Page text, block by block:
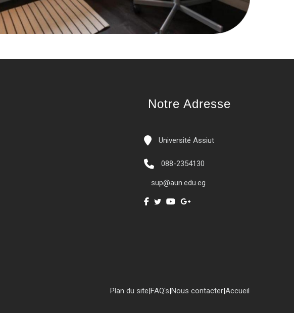
Notre Adresse
Université Assiut
088-2354130
sup@aun.edu.eg
Accueil
|
Nous contacter
|
FAQ's
|
Plan du site